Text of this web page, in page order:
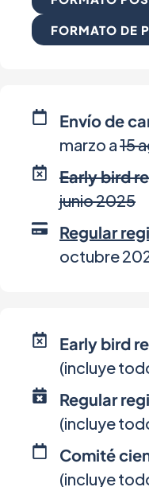
FORMATO DE
Envío de
marzo a15
Early bird
junio 2025
Regular
octubre
Early bird
(incluye
Regular
(incluye
Comité
(incluye